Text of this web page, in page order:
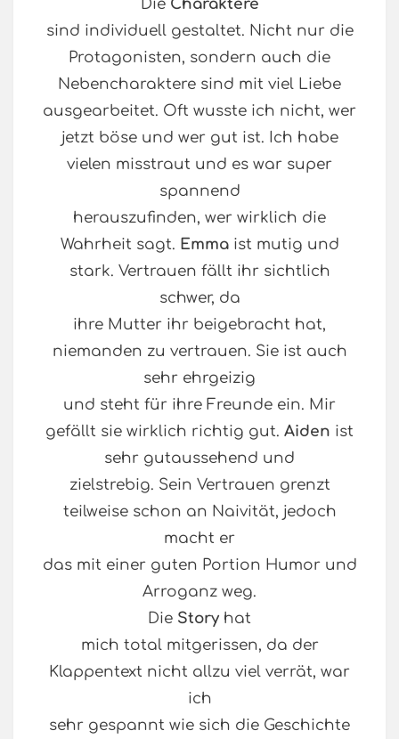
Die Charaktere
sind individuell gestaltet. Nicht nur die
Protagonisten, sondern auch die
Nebencharaktere sind mit viel Liebe
ausgearbeitet. Oft wusste ich nicht, wer
jetzt böse und wer gut ist. Ich habe
vielen misstraut und es war super
spannend
herauszufinden, wer wirklich die
Wahrheit sagt. Emmaist mutig und
stark. Vertrauen fällt ihr sichtlich
schwer, da
ihre Mutter ihr beigebracht hat,
niemanden zu vertrauen. Sie ist auch
sehr ehrgeizig
und steht für ihre Freunde ein. Mir
gefällt sie wirklich richtig gut. Aiden ist
sehr gutaussehend und
zielstrebig. Sein Vertrauen grenzt
teilweise schon an Naivität, jedoch
macht er
das mit einer guten Portion Humor und
Arroganz weg.
Die Story hat
mich total mitgerissen, da der
Klappentext nicht allzu viel verrät, war
ich
sehr gespannt wie sich die Geschichte